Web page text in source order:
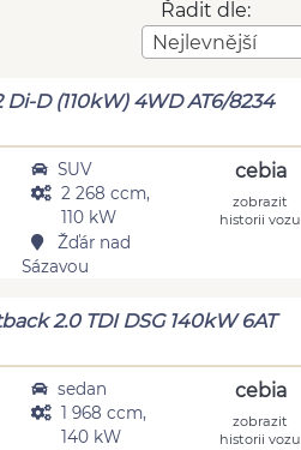
Řadit dle:
Nejlevnější
Di-D (110kW) 4WD AT6/8234
SUV
2 268 ccm,
110 kW
Žďár nad
Sázavou
cebia
zobrazit
historii vozu
2.0 TDI DSG 140kW 6AT
sedan
1 968 ccm,
140 kW
cebia
zobrazit
historii vozu